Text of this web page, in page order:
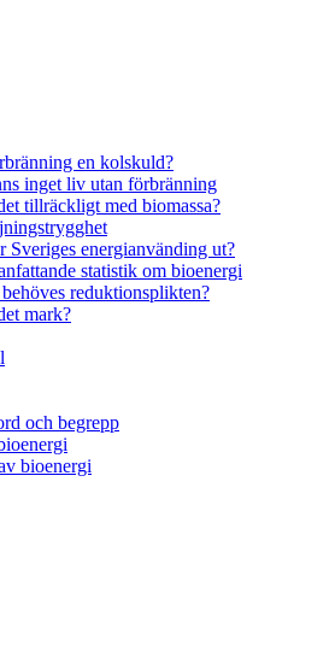
en kolskuld?
inget liv utan förbränning
tillräckligt med biomassa?
Sveriges energianvänding ut?
statistik om bioenergi
reduktionsplikten?
mark?
och begrepp
bioenergi